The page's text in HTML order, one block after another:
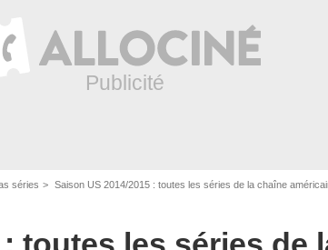
séries Saison US 2014/2015 : toutes les séries de la chaîne